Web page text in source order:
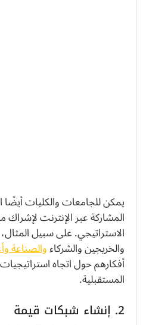
يمكن للجامعات والكليات
المشاركة عبر الإنترنت
الاستراتيجي. على سبيل
والخريجين والشركاءوالصناعة
أفكارهم حول اتجاه
المستقبلية.
2. إنشاء شبكات قيمة